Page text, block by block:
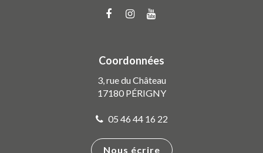
Lien
compte
Lien
comptechaîne
Coordonnées
3, rue du Château
17180 PÉRIGNY
05 46 44 16 22
Nous écrire